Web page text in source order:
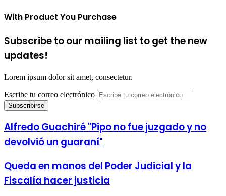
With Product You Purchase
Subscribe to our mailing list to get the new
updates!
Lorem ipsum dolor sit amet, consectetur.
Escribe tu correo electrónico
Alfredo Guachiré "Pipo no fue juzgado y no
devolvió un guaraní"
Queda en manos del Poder Judicial y la
Fiscalía hacer justicia